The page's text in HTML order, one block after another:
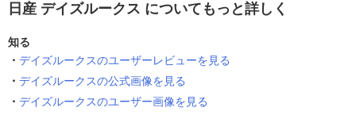
日産 デイズルークス についてもっと詳しく
知る
デイズルークスのユーザーレビューを見る
デイズルークスの公式画像を見る
デイズルークスのユーザー画像を見る